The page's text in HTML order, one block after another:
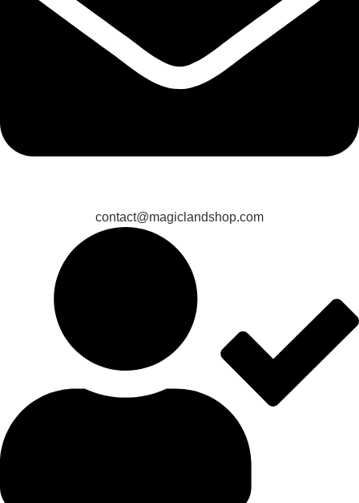
contact@magiclandshop.com